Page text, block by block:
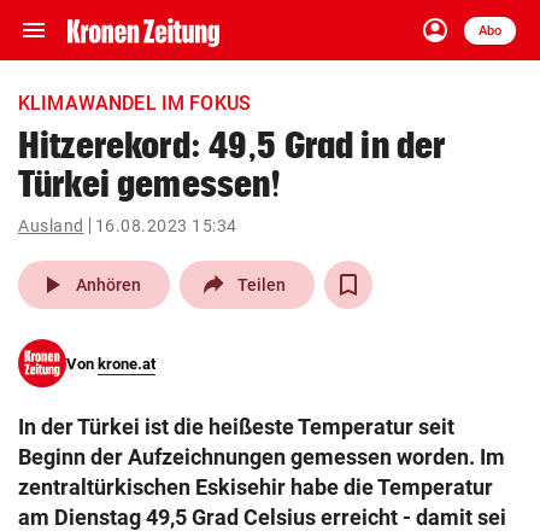
menu Navigation
ein-/ausklappen
account_circle
Anmelden
Abo
close Schließen
account_circle Anmelden
pin_drop
Wien arrow_right
search
eingeben
KLIMAWANDEL IM FOKUS
Hitzerekord: 49,5 Grad in der
Türkei gemessen!
Ausland 16.08.2023 15:34
play_arrow Anhören Teilen
Von krone.at
In der Türkei ist die heißeste Temperatur seit
Beginn der Aufzeichnungen gemessen worden. Im
zentraltürkischen Eskisehir habe die Temperatur
am Dienstag 49,5 Grad Celsius erreicht - damit sei